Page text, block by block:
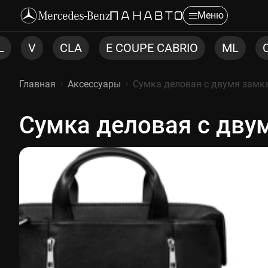
Меню
E COUPE CABRIO ML CLS C COUPE
Главная Аксессуары Сумка деловая с двумя
Сумка деловая с двумя
Сумка деловая с